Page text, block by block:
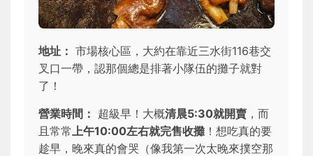
地址： 市場核心區，大約在靠近三水街116巷交
叉口一帶，認那個總是排著小隊伍的攤子就對
了！
營業時間： 超級早！大概清晨5:30就開賣 ，而
且常常 上午10:00左右就完售收攤 ！想吃真的要
趁早，晚來真的會哭（像我第一次太晚來撲空那